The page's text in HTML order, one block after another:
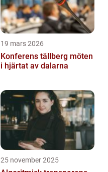
19 mars 2026
Konferens tällberg möten
i hjärtat av dalarna
25 november 2025